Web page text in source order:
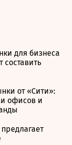
для бизнеса
от «Сити»:
офисов и